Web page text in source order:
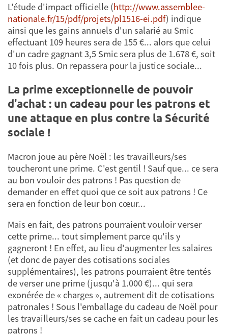
L'étude d'impact officielle (http://www.assemblee-
nationale.fr/15/pdf/projets/pl1516-ei.pdf) indique
ainsi que les gains annuels d'un salarié au Smic
effectuant 109 heures sera de 155 €... alors que celui
d'un cadre gagnant 3,5 Smic sera plus de 1.678 €, soit
10 fois plus. On repassera pour la justice sociale...
La prime exceptionnelle de pouvoir
d'achat : un cadeau pour les patrons et
une attaque en plus contre la Sécurité
sociale !
Macron joue au père Noël : les travailleurs/ses
toucheront une prime. C'est gentil ! Sauf que... ce sera
au bon vouloir des patrons ! Pas question de
demander en effet quoi que ce soit aux patrons ! Ce
sera en fonction de leur bon cœur...
Mais en fait, des patrons pourraient vouloir verser
cette prime... tout simplement parce qu'ils y
gagneront ! En effet, au lieu d'augmenter les salaires
(et donc de payer des cotisations sociales
supplémentaires), les patrons pourraient être tentés
de verser une prime (jusqu'à 1.000 €)... qui sera
exonérée de « charges », autrement dit de cotisations
patronales ! Sous l'emballage du cadeau de Noël pour
les travailleurs/ses se cache en fait un cadeau pour les
patrons !